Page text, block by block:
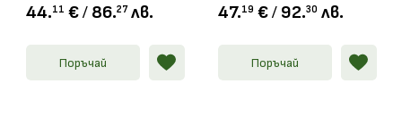
44.11 € / 86.27 лв.
Поръчай
47.19 € / 92.30 лв.
Поръчай